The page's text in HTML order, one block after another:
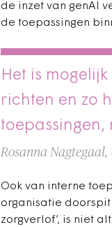
de inzet van genAI
de toepassingen
Het is
richten en zo
Rosanna
Ook van interne
organisatie doorspit
zorgverlof’, is niet